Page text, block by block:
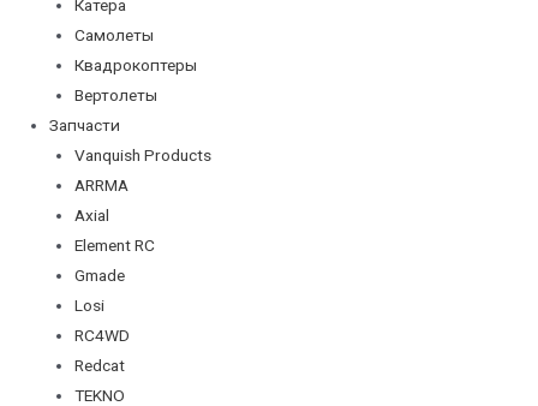
Катера
Самолеты
Квадрокоптеры
Вертолеты
Запчасти
Vanquish Products
ARRMA
Axial
Element RC
Gmade
Losi
RC4WD
Redcat
TEKNO